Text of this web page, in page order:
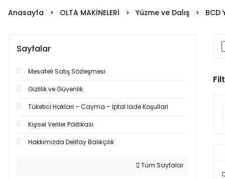
Anasayfa OLTA MAKİNELERİ Yüzme ve Dalış BCD
Sayfalar
Mesafeli Satış Sözleşmesi
Gizlilik ve Güvenlik
Tüketici Haklari – Cayma – İptal İade Koşullari
Kişisel Veriler Politikası
Hakkımızda Delitay Balıkçılık
Tüm Sayfalar